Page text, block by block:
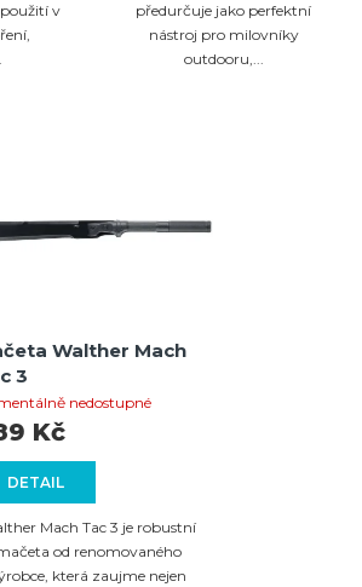
v
předurčuje jako perfektní
nástroj pro milovníky
outdooru,...
Walther Mach
3
nedostupné
DETAIL
Kč
Mach Tac 3 je robustní
od renomovaného
která zaujme nejen